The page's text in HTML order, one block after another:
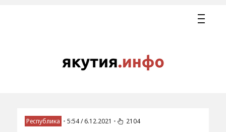
Республика • 5:54 / 6.12.2021 • 2104